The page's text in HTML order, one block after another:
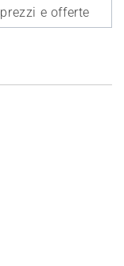
prezzi e offerte